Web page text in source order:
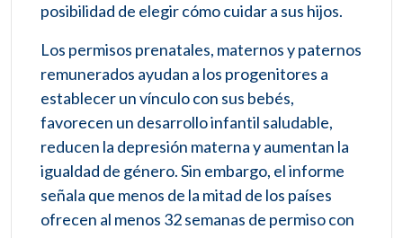
posibilidad de elegir cómo cuidar a sus hijos.
Los permisos prenatales, maternos y paternos
remunerados ayudan a los progenitores a
establecer un vínculo con sus bebés,
favorecen un desarrollo infantil saludable,
reducen la depresión materna y aumentan la
igualdad de género. Sin embargo, el informe
señala que menos de la mitad de los países
ofrecen al menos 32 semanas de permiso con